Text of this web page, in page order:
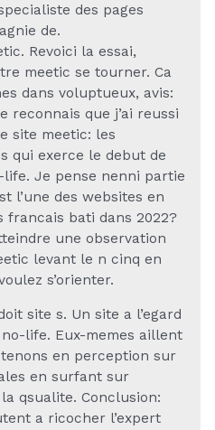
des pages
de.
Revoici la essai,
meetic se tourner. Ca
dans voluptueux, avis:
reconnais que j’ai reussi
site meetic: les
qui exerce le debut de
Je pense nenni partie
l’une des websites en
francais bati dans 2022?
une observation
levant le n cinq en
s’orienter.
site s. Un site a l’egard
life. Eux-memes aillent
en perception sur
en surfant sur
qsualite. Conclusion:
a ricocher l’expert